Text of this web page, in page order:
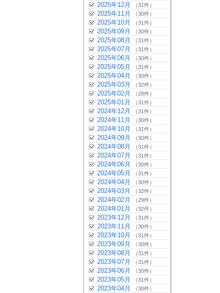
2025年12月 （31件）
2025年11月 （30件）
2025年10月 （31件）
2025年09月 （30件）
2025年08月 （31件）
2025年07月 （31件）
2025年06月 （30件）
2025年05月 （31件）
2025年04月 （30件）
2025年03月 （32件）
2025年02月 （28件）
2025年01月 （31件）
2024年12月 （31件）
2024年11月 （30件）
2024年10月 （31件）
2024年09月 （30件）
2024年08月 （31件）
2024年07月 （31件）
2024年06月 （30件）
2024年05月 （31件）
2024年04月 （30件）
2024年03月 （32件）
2024年02月 （29件）
2024年01月 （32件）
2023年12月 （31件）
2023年11月 （30件）
2023年10月 （31件）
2023年09月 （30件）
2023年08月 （31件）
2023年07月 （31件）
2023年06月 （30件）
2023年05月 （31件）
2023年04月 （30件）